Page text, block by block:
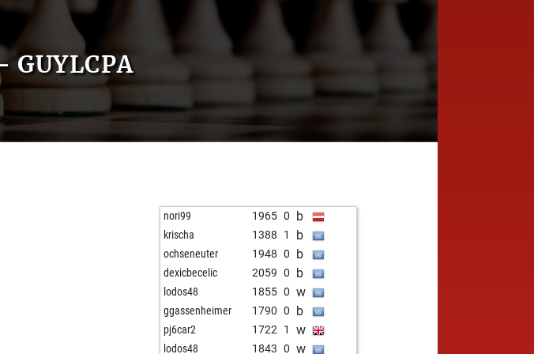
GUYLCPA
nori99 1965 0 b
krischa 1388 1 b
ochseneuter 1948 0 b
dexicbecelic 2059 0 b
lodos48 1855 0 w
ggassenheimer 1790 0 b
pj6car2 1722 1 w
lodos48 1843 0 w